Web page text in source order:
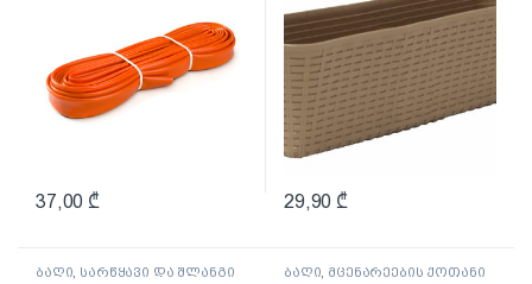
37,00₾ 29,90₾
ბაღი სარწყავი და შლანგი ბაღი მცენარეების ქოთანი